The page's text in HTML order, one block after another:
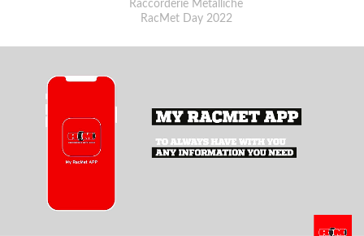
Raccorderie Metalliche
RacMet Day 2022